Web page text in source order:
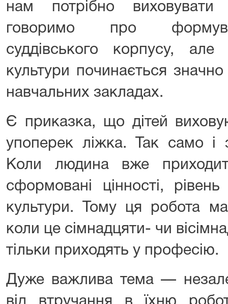
нам потрібно
говоримо про
суддівського корпусу,
культури починається
навчальних закладах.
Є приказка, що дітей
упоперек ліжка. Так само і
Коли людина вже
сформовані цінності,
культури. Тому ця робота
коли це сімнадцяти- чи
тільки приходять у професію.
Дуже важлива тема —